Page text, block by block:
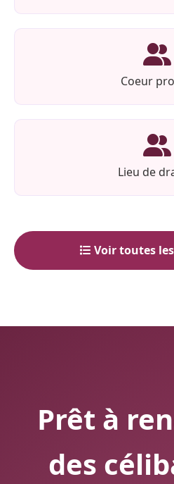
Coeur
Lieu de
Voir toutes
Prêt à
des